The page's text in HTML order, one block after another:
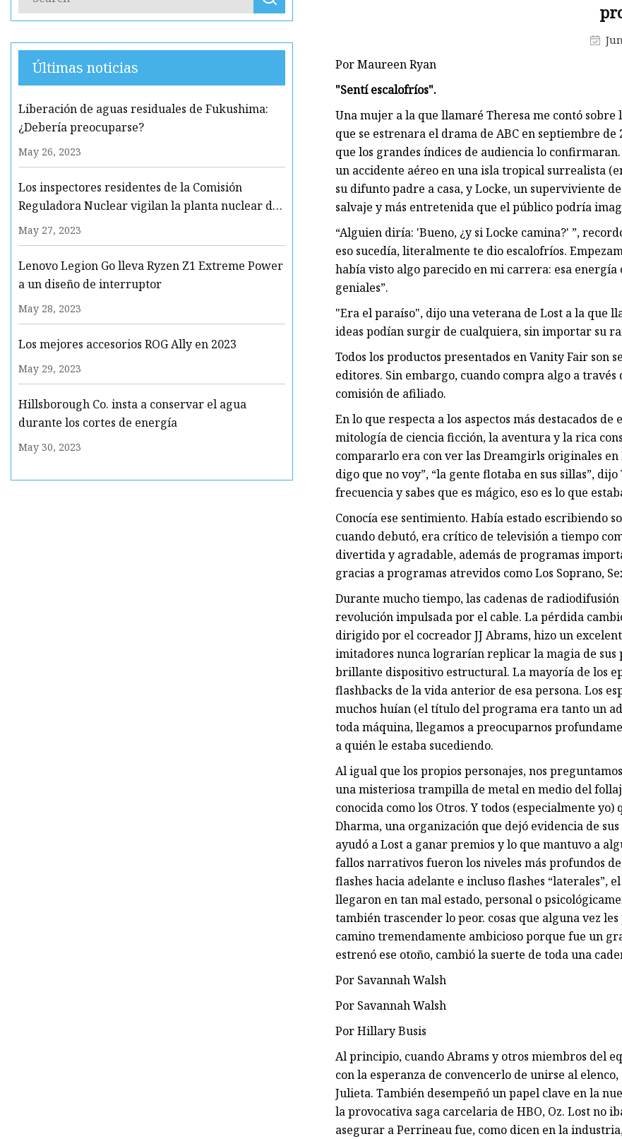
Fundición de disco de
Últimas noticias
Liberación de aguas residuales de Fukushima:
¿Debería preocuparse?
May 26, 2023
Los inspectores residentes de la Comisión
Reguladora Nuclear vigilan la planta nuclear de
Clinton
May 27, 2023
Lenovo Legion Go lleva Ryzen Z1 Extreme Power
a un diseño de interruptor
May 28, 2023
Los mejores accesorios ROG Ally en 2023
May 29, 2023
Hillsborough Co. insta a conservar el agua
durante los cortes de energía
May 30, 2023
Por Maureen Ryan
"Sentí escalofríos".
Una mujer a la que llamaré Theresa me contó sobre
que se estrenara el drama de ABC en septiembre
que los grandes índices de audiencia lo
un accidente aéreo en una isla tropical surrealista
su difunto padre a casa, y Locke, un superviviente
salvaje y más entretenida que el público podría
“Alguien diría: 'Bueno, ¿y si Locke camina?' ”,
eso sucedía, literalmente te dio escalofríos.
había visto algo parecido en mi carrera: esa
geniales”.
"Era el paraíso", dijo una veterana de Lost a la que
ideas podían surgir de cualquiera, sin importar su
Todos los productos presentados en Vanity Fair son
editores. Sin embargo, cuando compra algo a
comisión de afiliado.
En lo que respecta a los aspectos más destacados
mitología de ciencia ficción, la aventura y la rica
compararlo era con ver las Dreamgirls originales
digo que no voy”, “la gente flotaba en sus sillas”,
frecuencia y sabes que es mágico, eso es lo que
Conocía ese sentimiento. Había estado escribiendo
cuando debutó, era crítico de televisión a tiempo
divertida y agradable, además de programas
gracias a programas atrevidos como Los Soprano,
Durante mucho tiempo, las cadenas de
revolución impulsada por el cable. La pérdida
dirigido por el cocreador JJ Abrams, hizo un
imitadores nunca lograrían replicar la magia de
brillante dispositivo estructural. La mayoría de los
flashbacks de la vida anterior de esa persona. Los
muchos huían (el título del programa era tanto un
toda máquina, llegamos a preocuparnos
a quién le estaba sucediendo.
Al igual que los propios personajes, nos
una misteriosa trampilla de metal en medio del
conocida como los Otros. Y todos (especialmente
Dharma, una organización que dejó evidencia de
ayudó a Lost a ganar premios y lo que mantuvo a
fallos narrativos fueron los niveles más profundos
flashes hacia adelante e incluso flashes “laterales”,
llegaron en tan mal estado, personal o
también trascender lo peor. cosas que alguna vez
camino tremendamente ambicioso porque fue un
estrenó ese otoño, cambió la suerte de toda una
Por Savannah Walsh
Por Savannah Walsh
Por Hillary Busis
Al principio, cuando Abrams y otros miembros del
con la esperanza de convencerlo de unirse al
Julieta. También desempeñó un papel clave en la
la provocativa saga carcelaria de HBO, Oz. Lost no
asegurar a Perrineau fue, como dicen en la